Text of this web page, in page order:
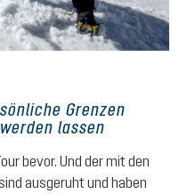
Grenzen
lassen
bevor. Und der mit den
ausgeruht und haben